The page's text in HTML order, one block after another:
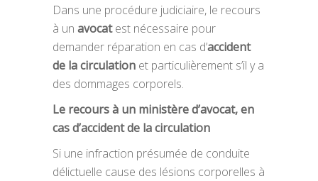
Dans une procédure judiciaire, le recours
à un avocatest nécessaire pour
demander réparation en cas d’accident
de la circulation et particulièrement s’il y a
des dommages corporels.
Le recours à un ministère d’avocat, en
cas d’accident de la circulation
Si une infraction présumée de conduite
délictuelle cause des lésions corporelles à